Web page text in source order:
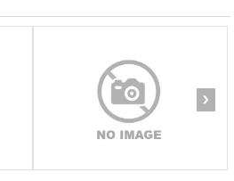
›